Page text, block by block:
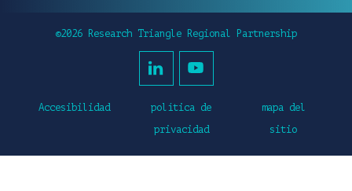
©2026 Research Triangle Regional Partnership
Accesibilidad
política de
privacidad
mapa del
sitio